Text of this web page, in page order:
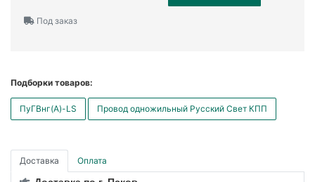
Под заказ
Подборки товаров:
ПуГВнг(А)-LS Провод одножильный Русский Свет КПП
Доставка Оплата